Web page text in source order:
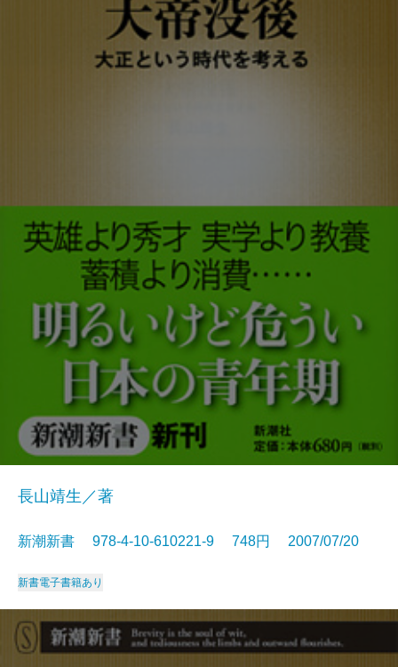
長山靖生／著
新潮新書 978-4-10-610221-9 748円 2007/07/20
新書電子書籍あり